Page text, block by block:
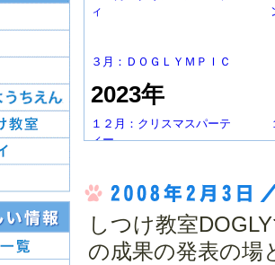
ィ
３月：ＤＯＧＬＹＭＰＩＣ
2023年
１２月：クリスマスパーテ
ィー
１２月：クリスマスパーテ
ィー
2019年
しつけ教室
の成果の発表の場